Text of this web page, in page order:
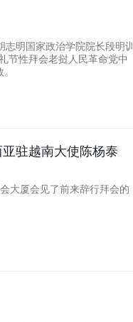
明国家政治学院院长段明训
节性拜会老挝人民革命党中
驻越南大使陈杨泰
大厦会见了前来辞行拜会的